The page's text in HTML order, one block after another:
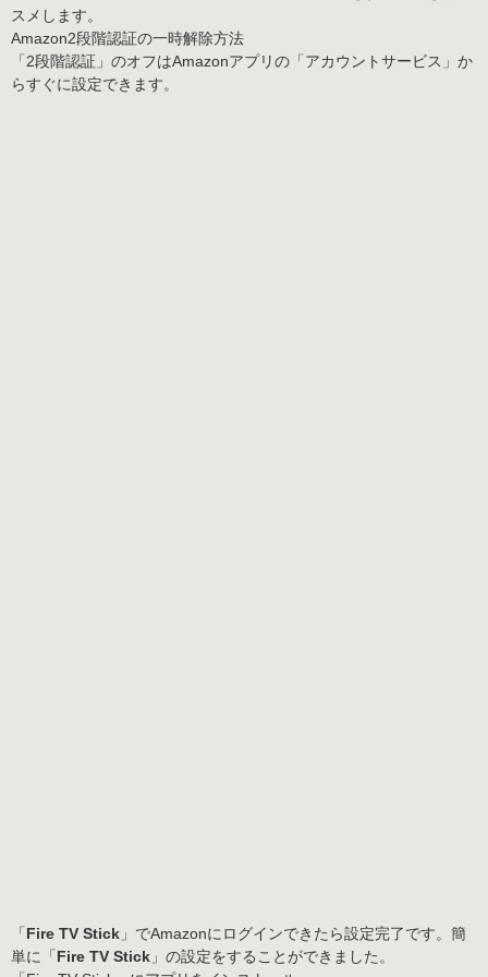
スメします。
Amazon2段階認証の一時解除方法
「2段階認証」 のオフはAmazonアプリの「アカウントサービス」か
らすぐに設定できます。
「 Fire TV Stick 」でAmazonにログインできたら設定完了です。簡
単に「 Fire TV Stick 」の設定をすることができました。